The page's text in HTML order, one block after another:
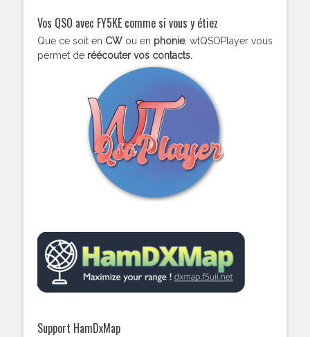
Vos QSO avec FY5KE comme si vous y étiez
Que ce soit en CW ou en phonie, wtQSOPlayer vous
permet de réécouter vos contacts.
Support HamDxMap